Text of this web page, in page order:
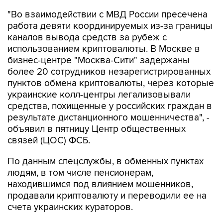
"Во взаимодействии с МВД России пресечена
работа девяти координируемых из-за границы
каналов вывода средств за рубеж с
использованием криптовалюты. В Москве в
бизнес-центре "Москва-Сити" задержаны
более 20 сотрудников незарегистрированных
пунктов обмена криптовалюты, через которые
украинские колл-центры легализовывали
средства, похищенные у российских граждан в
результате дистанционного мошенничества", -
объявил в пятницу Центр общественных
связей (ЦОС) ФСБ.
По данным спецслужбы, в обменных пунктах
людям, в том числе пенсионерам,
находившимся под влиянием мошенников,
продавали криптовалюту и переводили ее на
счета украинских кураторов.